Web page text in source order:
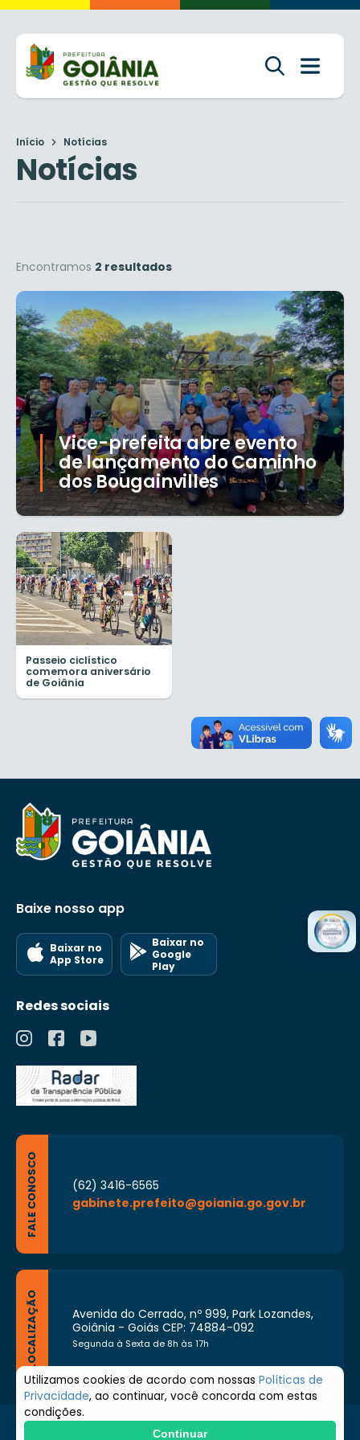
Início Notícias
Notícias
Encontramos 2 resultados
Vice-prefeita abre evento
de lançamento do Caminho
dos Bougainvilles
Passeio ciclístico
comemora aniversário
de Goiânia
Baixe nosso app
Baixar no
App Store
Baixar no
Google
Play
Redes sociais
FALE CONOSCO
(62) 3416-6565
gabinete.prefeito@goiania.go.gov.br
LOCALIZAÇÃO
Avenida do Cerrado, nº 999, Park Lozandes,
Goiânia - Goiás CEP: 74884-092
Segunda à Sexta de 8h às 17h
© 2026 Prefeitura de Goiânia. Todos os direitos
Utilizamos cookies de acordo com nossas Políticas de
Privacidade, ao continuar, você concorda com estas
condições.
Continuar